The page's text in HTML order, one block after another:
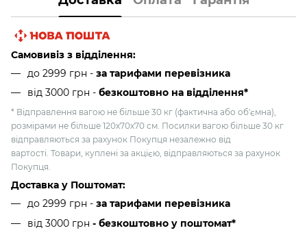
Самовивіз з відділення:
до 2999 грн - за тарифами перевізника
від 3000 грн - безкоштовно на відділення*
* Відправлення вагою не більше 30 кг (фактична або об'ємна),
розмірами не більше 120х70х70 см. Посилки вагою більше 30 кг
відправляються за рахунок Покупця незалежно від
вартості. Товари, куплені за акцією, відправляються за рахунок
Покупця.
Доставка у Поштомат:
до 2999 грн - за тарифами перевізника
від 3000 грн - безкоштовно у поштомат*